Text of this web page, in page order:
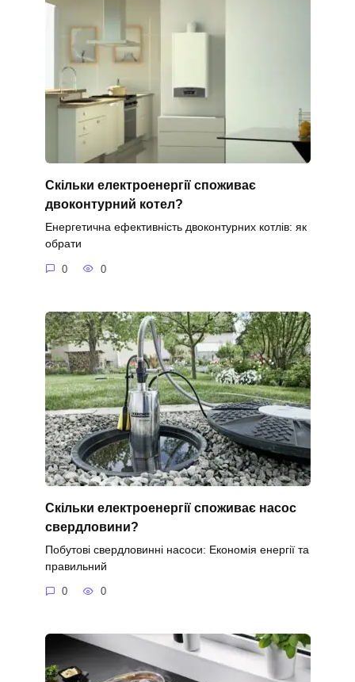
Скільки електроенергії споживає
двоконтурний котел?
Енергетична ефективність двоконтурних котлів: як
обрати
0 0
Скільки електроенергії споживає насос
свердловини?
Побутові свердловинні насоси: Економія енергії та
правильний
0 0